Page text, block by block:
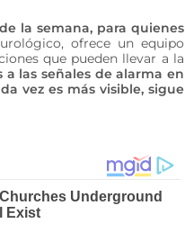
la semana, para quienes
ofrece un equipo
que pueden llevar a la
las señales de alarma en
vez es más visible, sigue